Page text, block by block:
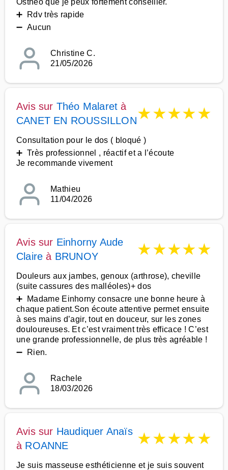
Osthéo que je peux fortement conseiller.
➕ Rdv très rapide
➖ Aucun
Christine C.
21/05/2026
Avis sur Théo Malaret à
CANET EN ROUSSILLON★★★★★
Consultation pour le dos ( bloqué )
➕ Très professionnel , réactif et a l’écoute
Je recommande vivement
Mathieu
11/04/2026
Avis sur Einhorny Aude
Claire à BRUNOY ★★★★★
Douleurs aux jambes, genoux (arthrose), cheville
(suite cassures des malléoles)+ dos
➕ Madame Einhorny consacre une bonne heure à
chaque patient.Son écoute attentive permet ensuite
à ses mains d’agir, tout en douceur, sur les zones
douloureuses. Et c’est vraiment très efficace ! C’est
une grande professionnelle, de plus très agréable !
➖ Rien.
Rachele
18/03/2026
Avis sur Haudiquer Anaïs
à ROANNE ★★★★★
Je suis masseuse esthéticienne et je suis souvent